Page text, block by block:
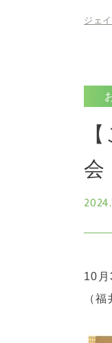
ジェ
会
10月
（